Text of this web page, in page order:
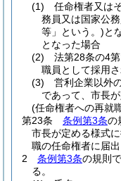
(1)
任命権者又は
務員又は国家公務
等」という。)と
となった場合
(2)
法第28条の4
職員として採用
(3)
営利企業以外
であって、市長
(任命権者への再就
第23条
条例第3条の
市長が定める様式
職の任命権者に届
2
条例第3条の規則
る。